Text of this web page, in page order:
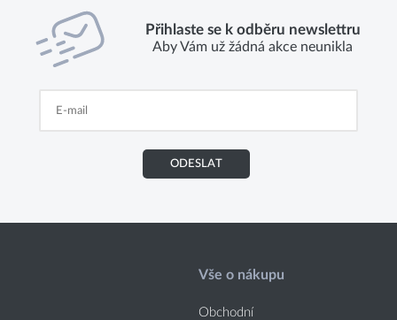
Přihlaste se k odběru newslettru
Aby Vám už žádná akce neunikla
ODESLAT
Vše o nákupu
Obchodní